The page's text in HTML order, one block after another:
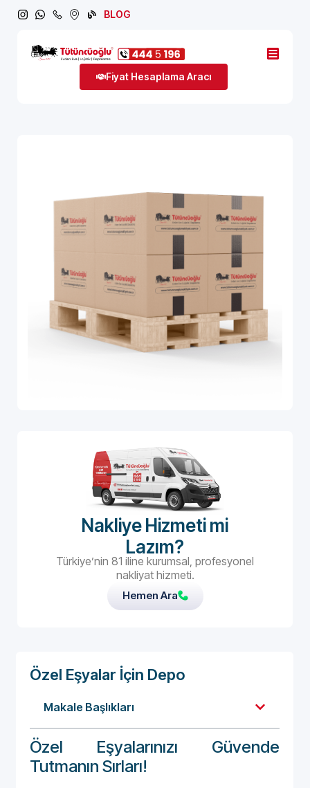
BLOG
Fiyat Hesaplama Aracı
Nakliye Hizmeti mi
Lazım?
Türkiye’nin 81 iline kurumsal, profesyonel
nakliyat hizmeti.
Hemen Ara
Özel Eşyalar İçin Depo
Makale Başlıkları
Özel Eşyalarınızı Güvende
Tutmanın Sırları!